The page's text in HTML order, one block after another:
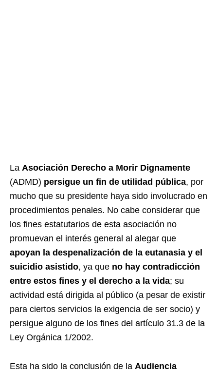
La Asociación Derecho a Morir Dignamente
(ADMD) persigue un fin de utilidad pública, por
mucho que su presidente haya sido involucrado en
procedimientos penales. No cabe considerar que
los fines estatutarios de esta asociación no
promuevan el interés general al alegar que
apoyan la despenalización de la eutanasia y el
suicidio asistido, ya que no hay contradicción
entre estos fines y el derecho a la vida; su
actividad está dirigida al público (a pesar de existir
para ciertos servicios la exigencia de ser socio) y
persigue alguno de los fines del artículo 31.3 de la
Ley Orgánica 1/2002.
Esta ha sido la conclusión de la Audiencia